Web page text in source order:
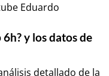
Eduardo
y los datos de
detallado de la